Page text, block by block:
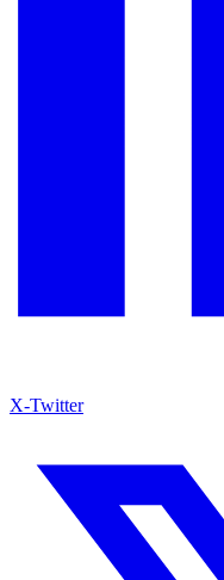
X-Twitter